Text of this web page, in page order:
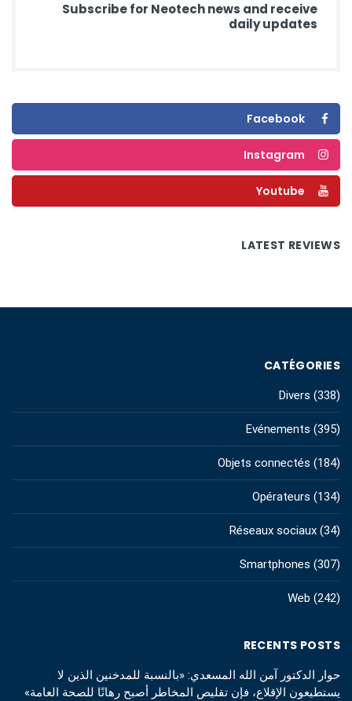
Subscribe for Neotech news and receive
daily updates
Facebook
Instagram
Youtube
LATEST REVIEWS
CATÉGORIES
Divers (338)
Evénements (395)
Objets connectés (184)
Opérateurs (134)
Réseaux sociaux (34)
Smartphones (307)
Web (242)
RECENTS POSTS
حوار الدكتور آمن الله المسعدي: «بالنسبة للمدخنين الذين لا
يستطيعون الإقلاع، فإن تقليص المخاطر أصبح رهانًا للصحة العامة»